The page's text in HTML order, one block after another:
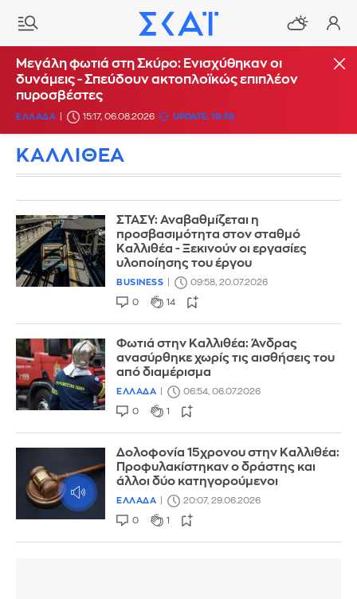
Μεγάλη φωτιά στη Σκύρο: Ενισχύθηκαν οι
δυνάμεις - Σπεύδουν ακτοπλοϊκώς επιπλέον
πυροσβέστες
ΕΛΛΑΔΑ 15:17, 06.08.2026 UPDATE: 19:38
ΚΑΛΛΙΘΕΑ
ΣΤΑΣΥ: Αναβαθμίζεται η
προσβασιμότητα στον σταθμό
Καλλιθέα - Ξεκινούν οι εργασίες
υλοποίησης του έργου
BUSINESS 09:58, 20.07.2026
0 14
Φωτιά στην Καλλιθέα: Άνδρας
ανασύρθηκε χωρίς τις αισθήσεις του
από διαμέρισμα
ΕΛΛΑΔΑ 06:54, 06.07.2026
0 1
Δολοφονία 15χρονου στην Καλλιθέα:
Προφυλακίστηκαν ο δράστης και
άλλοι δύο κατηγορούμενοι
ΕΛΛΑΔΑ 20:07, 29.06.2026
0 1